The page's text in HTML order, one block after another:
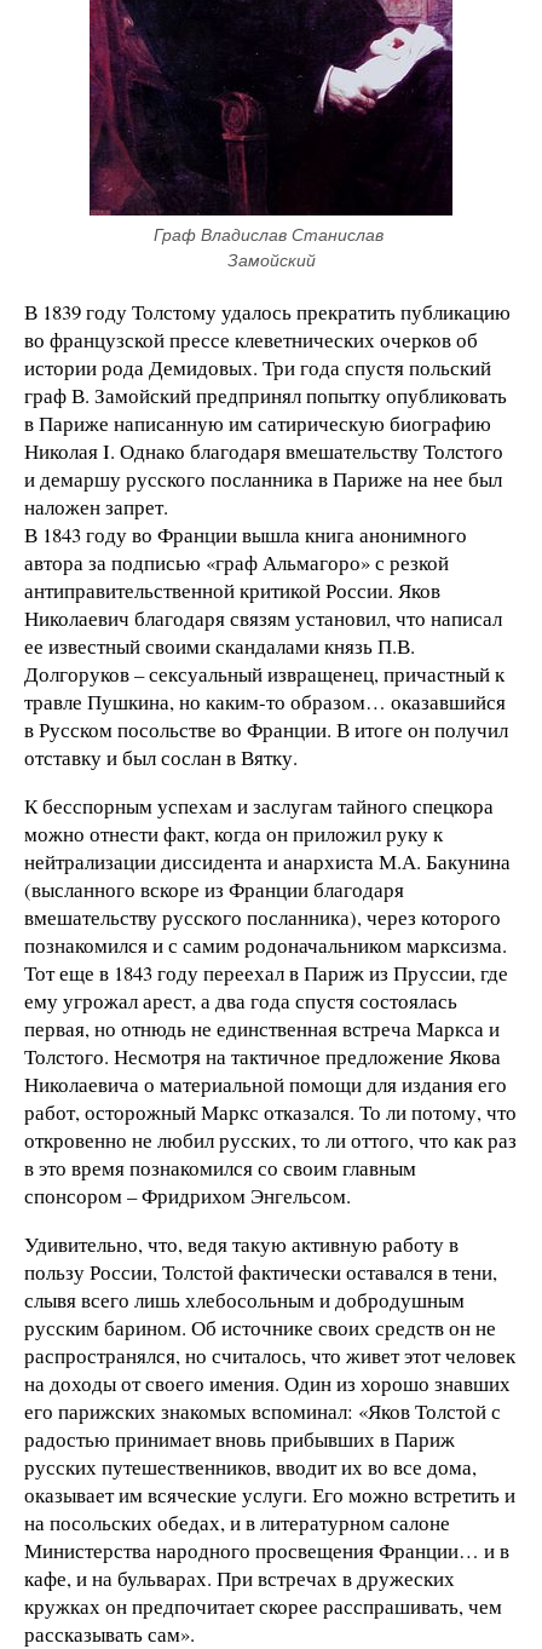
Граф Владислав Станислав
Замойский
В 1839 году Толстому удалось прекратить публикацию
во французской прессе клеветнических очерков об
истории рода Демидовых. Три года спустя польский
граф В. Замойский предпринял попытку опубликовать
в Париже написанную им сатирическую биографию
Николая I. Однако благодаря вмешательству Толстого
и демаршу русского посланника в Париже на нее был
наложен запрет.
В 1843 году во Франции вышла книга анонимного
автора за подписью «граф Альмагоро» с резкой
антиправительственной критикой России. Яков
Николаевич благодаря связям установил, что написал
ее известный своими скандалами князь П.В.
Долгоруков – сексуальный извращенец, причастный к
травле Пушкина, но каким-то образом… оказавшийся
в Русском посольстве во Франции. В итоге он получил
отставку и был сослан в Вятку.
К бесспорным успехам и заслугам тайного спецкора
можно отнести факт, когда он приложил руку к
нейтрализации диссидента и анархиста М.А. Бакунина
(высланного вскоре из Франции благодаря
вмешательству русского посланника), через которого
познакомился и с самим родоначальником марксизма.
Тот еще в 1843 году переехал в Париж из Пруссии, где
ему угрожал арест, а два года спустя состоялась
первая, но отнюдь не единственная встреча Маркса и
Толстого. Несмотря на тактичное предложение Якова
Николаевича о материальной помощи для издания его
работ, осторожный Маркс отказался. То ли потому, что
откровенно не любил русских, то ли оттого, что как раз
в это время познакомился со своим главным
спонсором – Фридрихом Энгельсом.
Удивительно, что, ведя такую активную работу в
пользу России, Толстой фактически оставался в тени,
слывя всего лишь хлебосольным и добродушным
русским барином. Об источнике своих средств он не
распространялся, но считалось, что живет этот человек
на доходы от своего имения. Один из хорошо знавших
его парижских знакомых вспоминал: «Яков Толстой с
радостью принимает вновь прибывших в Париж
русских путешественников, вводит их во все дома,
оказывает им всяческие услуги. Его можно встретить и
на посольских обедах, и в литературном салоне
Министерства народного просвещения Франции… и в
кафе, и на бульварах. При встречах в дружеских
кружках он предпочитает скорее расспрашивать, чем
рассказывать сам».